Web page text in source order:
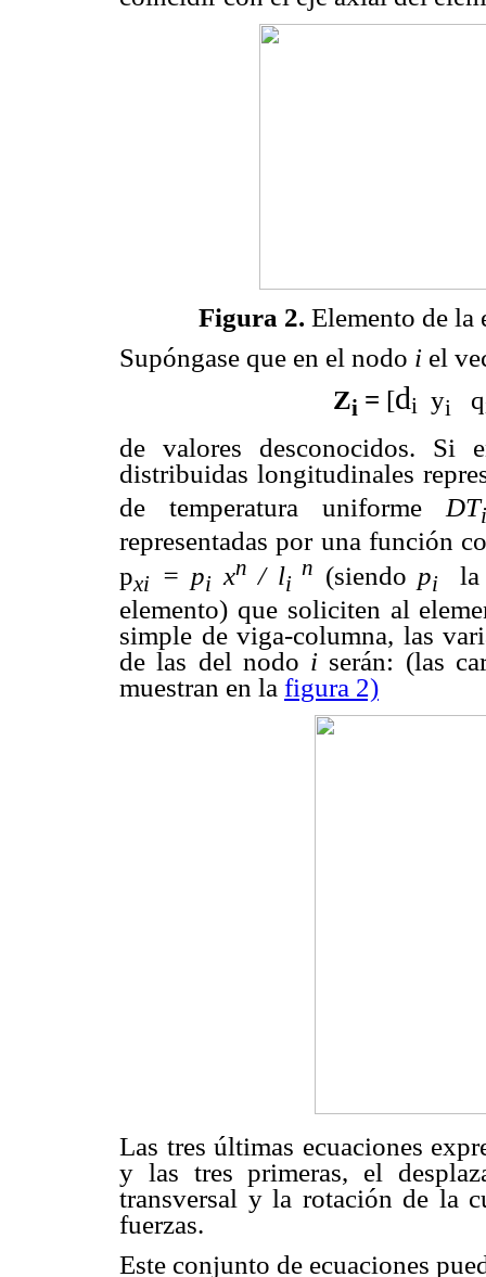
Figura 2. Elemento de la
Supóngase que en el nodo i el
Zi = [di yi q
de valores desconocidos. Si
distribuidas longitudinales
de temperatura uniforme DTi
representadas por una función
pxi = pi xn / li
n (siendo pi
la
elemento) que soliciten al
simple de viga-columna, las
de las del nodo i serán: (las
muestran en la figura 2)
Las tres últimas ecuaciones
y las tres primeras, el
transversal y la rotación de la
fuerzas.
Este conjunto de ecuaciones